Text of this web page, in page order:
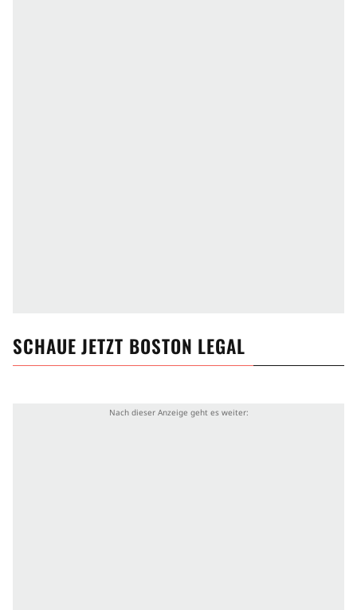
SCHAUE JETZT BOSTON LEGAL